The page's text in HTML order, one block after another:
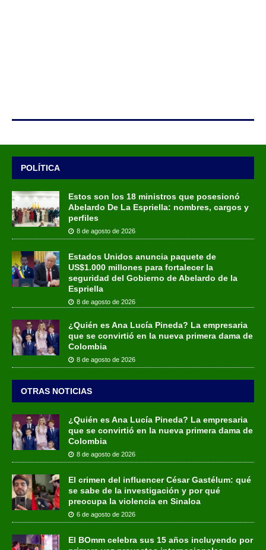
POLÍTICA
Estos son los 18 ministros que posesionó
Abelardo De La Espriella: nombres, cargos y
perfiles
8 de agosto de 2026
Estados Unidos anuncia paquete de
US$1.000 millones para fortalecer la
seguridad del Gobierno de Abelardo de la
Espriella
8 de agosto de 2026
¿Quién es Ana Lucía Pineda? La empresaria
que se convirtió en la nueva primera dama de
Colombia
8 de agosto de 2026
OTRAS NOTICIAS
¿Quién es Ana Lucía Pineda? La empresaria
que se convirtió en la nueva primera dama de
Colombia
8 de agosto de 2026
El crimen del influencer César Gastélum: qué
se sabe de la investigación y por qué
preocupa la violencia en Sinaloa
6 de agosto de 2026
El BOmm celebra sus 15 años incluyendo por